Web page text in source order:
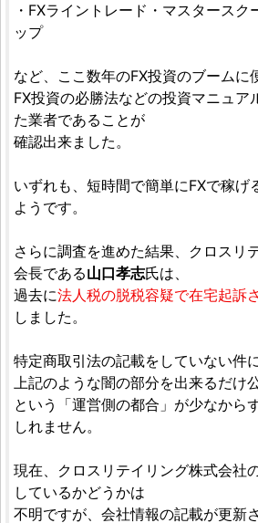
・FXライントレード・マスタースク
ップ
など、ここ数年のFX投資のブームに
FX投資の必勝法などの投資マニュア
た業者であることが
確認出来ました。
いずれも、短時間で簡単にFXで稼げ
ようです。
さらに調査を進めた結果、クロスリ
会長である山口孝志氏は、
過去に法人税の脱税容疑で在宅起訴
しました。
特定商取引法の記載をしていない件
上記のような闇の部分を出来るだけ
という「運営側の都合」が少なから
しれません。
現在、クロスリテイリング株式会社
しているかどうかは
不明ですが、会社情報の記載が更新